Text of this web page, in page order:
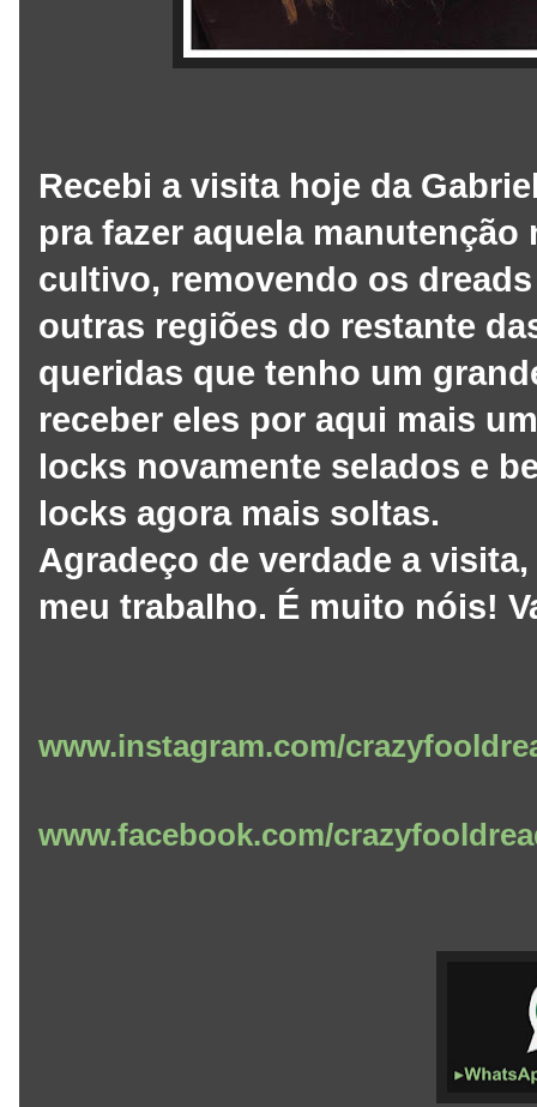
Recebi a visita hoje da
pra fazer aquela
cultivo, removendo os
outras regiões do restante
queridas que tenho um
receber eles por aqui mais
locks novamente selados e
locks agora mais soltas.
Agradeço de verdade a
meu trabalho. É muito nóis!
www.instagram.com/
www.facebook.com/